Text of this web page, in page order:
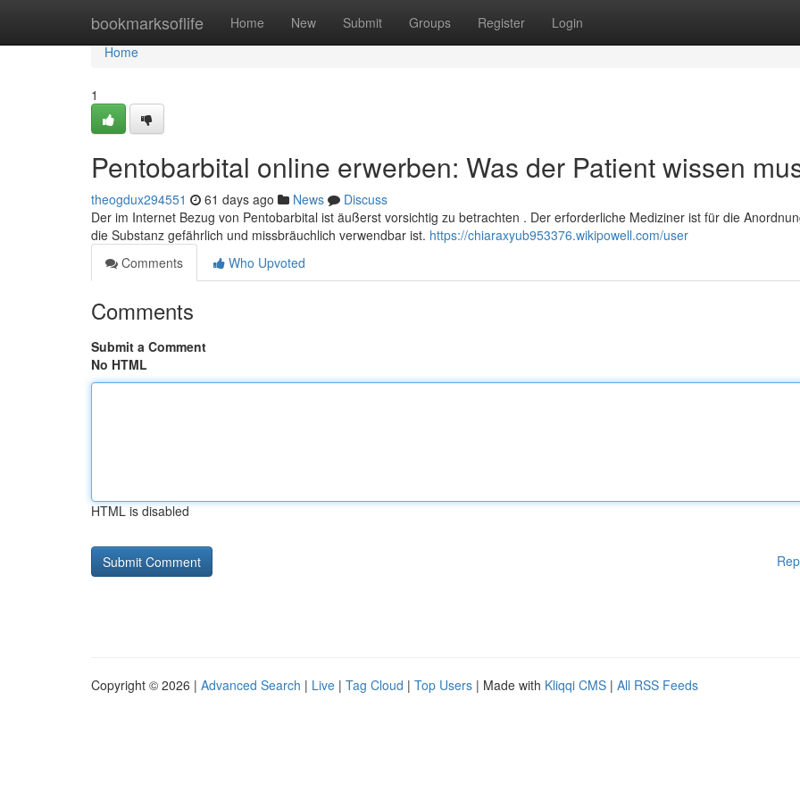
bookmarksoflife Home New Submit Groups Register Login
Home
Home
1
Pentobarbital online erwerben: Was der Patient wissen
theogdux294551 61 days ago News
Discuss
Der im Internet Bezug von Pentobarbital ist äußerst vorsichtig zu betrachten . Der erforderliche Mediziner ist für die
die Substanz gefährlich und missbräuchlich verwendbar ist. https://chiaraxyub953376.wikipowell.com/user
Comments
Who Upvoted
Comments
Submit a Comment
No HTML
HTML is disabled
Copyright © 2026 | Advanced Search | Live | Tag Cloud | Top Users | Made with Kliqqi CMS | All RSS Feeds